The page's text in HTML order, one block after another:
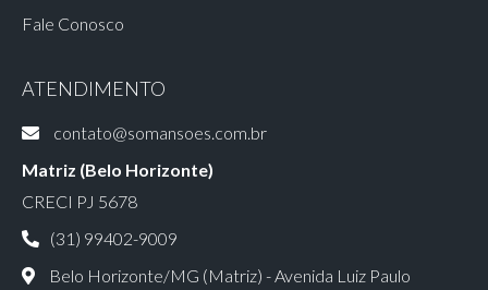
Fale Conosco
ATENDIMENTO
contato@somansoes.com.br
Matriz (Belo Horizonte)
CRECI PJ 5678
(31) 99402-9009
Belo Horizonte/MG (Matriz) - Avenida Luiz Paulo